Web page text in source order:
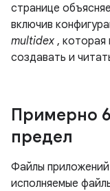
странице
включив
multidex , которая
создавать и
Примерно
предел
Файлы
исполняемые